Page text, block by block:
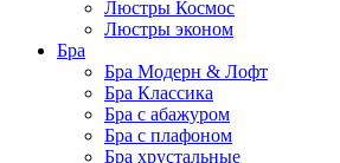
Люстры Космос
Люстры эконом
Бра
Бра Модерн & Лофт
Бра Классика
Бра с абажуром
Бра с плафоном
Бра хрустальные